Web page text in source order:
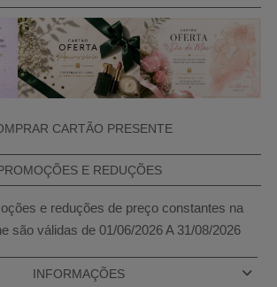
CARTÃO PRESENTE
E REDUÇÕES
e reduções de preço constantes na
são válidas de 01/06/2026 A 31/08/2026
INFORMAÇÕES